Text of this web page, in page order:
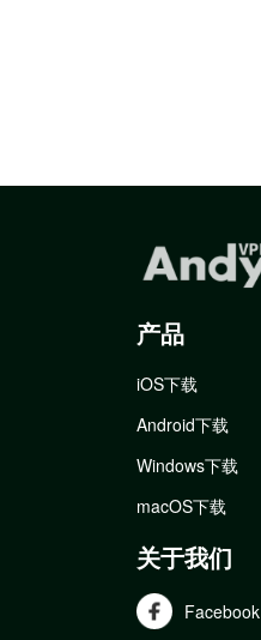
产品
iOS下载
Android下载
Windows下载
macOS下载
关于我们
Facebook